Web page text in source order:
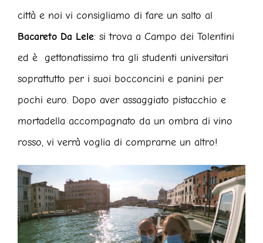
città e noi vi consigliamo di fare un salto al
Bacareto Da Lele: si trova a Campo dei Tolentini
ed è gettonatissimo tra gli studenti universitari
soprattutto per i suoi bocconcini e panini per
pochi euro. Dopo aver assaggiato pistacchio e
mortadella accompagnato da un ombra di vino
rosso, vi verrà voglia di comprarne un altro!